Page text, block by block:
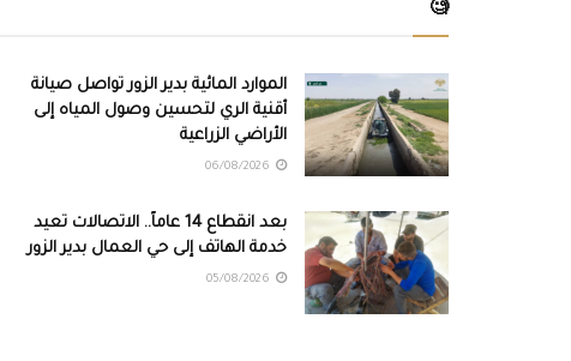
🧐
الموارد المائية بدير الزور تواصل صيانة
أقنية الري لتحسين وصول المياه إلى
الأراضي الزراعية
بعد انقطاع 14 عاماً.. الاتصالات تعيد
خدمة الهاتف إلى حي العمال بدير الزور